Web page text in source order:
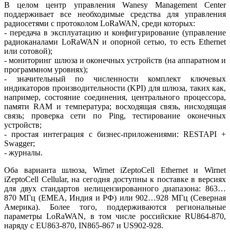
В целом центр управления Wanesy Management Center
поддерживает все необходимые средства для управления
радиосетями с протоколом LoRaWAN, среди которых:
- передача в эксплуатацию и конфигурирование (управление
радиоканалами LoRaWAN и опорной сетью, то есть Ethernet
или сотовой);
- мониторинг шлюза и оконечных устройств (на аппаратном и
программном уровнях);
- значительный по численности комплект ключевых
индикаторов производительности (KPI) для шлюза, таких как,
например, состояние соединения, центрального процессора,
памяти RAM и температура; восходящая связь, нисходящая
связь; проверка се­ти по Ping, тестирование оконечных
устройств;
- простая интеграция с бизнес-приложениями: RESTAPI +
Swagger;
- журналы.
Оба варианта шлюза, Wirnet iZep­toCell Ethernet и Wirnet
iZeptoCell Cellular, на сегодня доступны к поставке в версиях
для двух стандартов нелицензированного диапазона: 863…
870 МГц (EMEA, Индия и РФ) или 902…928 МГц (Северная
Америка). Более то­го, поддерживаются региональные
параметры LoRaWAN, в том числе российские RU864-870,
наряду с EU863-870, IN865-867 и US902-928.